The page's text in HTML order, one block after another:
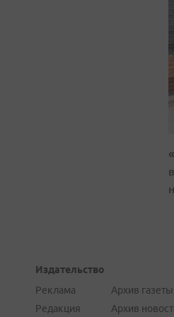
Издательство
Реклама
Редакция
Архив
Архив